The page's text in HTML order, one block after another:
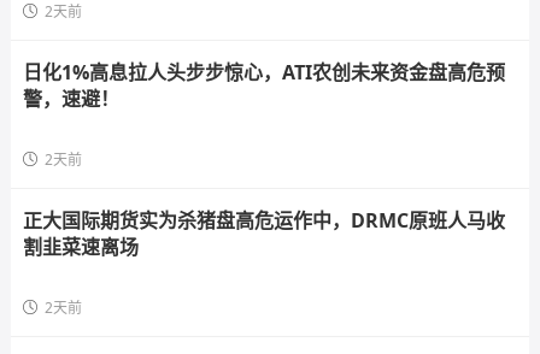
2天前
日化1%高息拉人头步步惊心，ATI农创未来资金盘高危预
警，速避！
2天前
正大国际期货实为杀猪盘高危运作中，DRMC原班人马收
割韭菜速离场
2天前